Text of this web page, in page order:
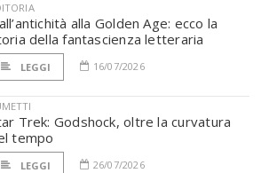
alla Golden Age: ecco la
della fantascienza letteraria
LEGGI 16/07/2026
Trek: Godshock, oltre la curvatura
tempo
LEGGI 26/07/2026